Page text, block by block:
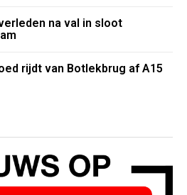
na val in sloot
rijdt van Botlekbrug af A15